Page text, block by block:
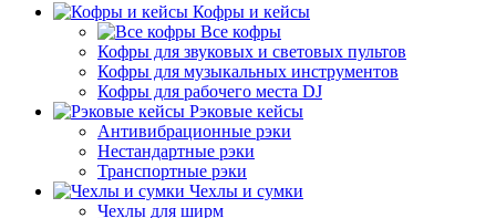
Кофры и кейсы
Все кофры
Кофры для звуковых и световых пультов
Кофры для музыкальных инструментов
Кофры для рабочего места DJ
Рэковые кейсы
Антивибрационные рэки
Нестандартные рэки
Транспортные рэки
Чехлы и сумки
Чехлы для ширм